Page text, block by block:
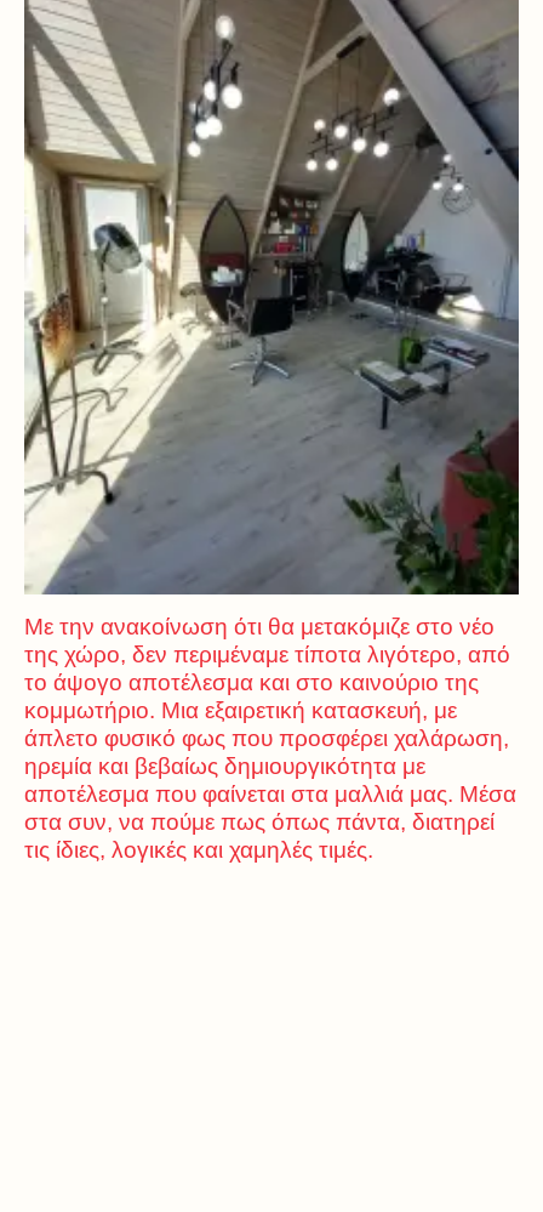
Με την ανακοίνωση ότι θα μετακόμιζε στο νέο
της χώρο, δεν περιμέναμε τίποτα λιγότερο, από
το άψογο αποτέλεσμα και στο καινούριο της
κομμωτήριο. Μια εξαιρετική κατασκευή, με
άπλετο φυσικό φως που προσφέρει χαλάρωση,
ηρεμία και βεβαίως δημιουργικότητα με
αποτέλεσμα που φαίνεται στα μαλλιά μας. Μέσα
στα συν, να πούμε πως όπως πάντα, διατηρεί
τις ίδιες, λογικές και χαμηλές τιμές.